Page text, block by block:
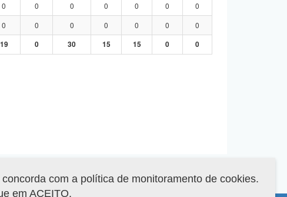
0 0 0 0 0 0
0
0 0 0 0 0 0
0
19 0 30 15 15 0 0
com a política de monitoramento de cookies.
em ACEITO.